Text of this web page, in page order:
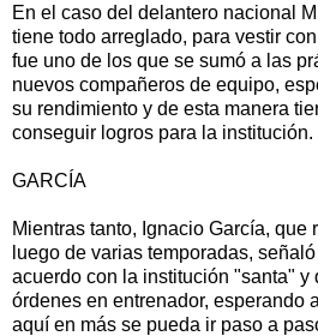
En el caso del delantero nacional
tiene todo arreglado, para vestir
fue uno de los que se sumó a las
nuevos compañeros de equipo,
su rendimiento y de esta manera
conseguir logros para la institución.
GARCÍA
Mientras tanto, Ignacio García, que
luego de varias temporadas,
acuerdo con la institución "santa" y
órdenes en entrenador, esperando
aquí en más se pueda ir paso a